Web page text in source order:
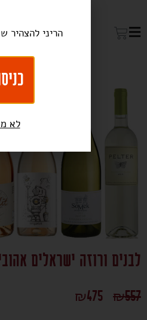
לבנים ורוזה ישראלים
₪557
₪475
הריני להצהיר
לא